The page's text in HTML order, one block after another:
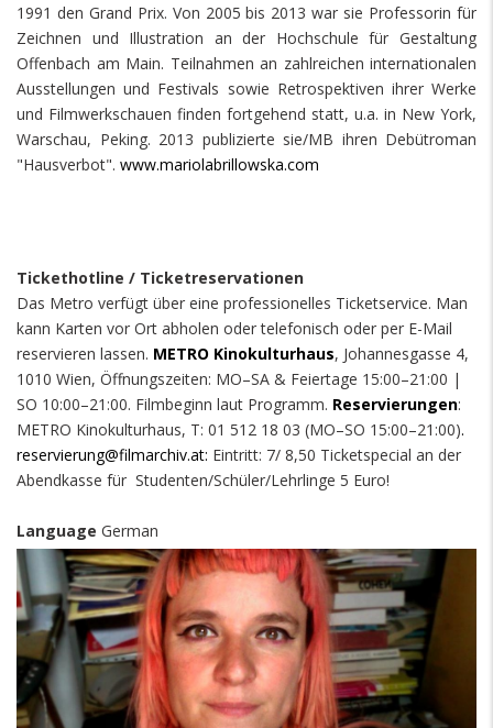
1991 den Grand Prix. Von 2005 bis 2013 war sie Professorin für
Zeichnen und Illustration an der Hochschule für Gestaltung
Offenbach am Main. Teilnahmen an zahlreichen internationalen
Ausstellungen und Festivals sowie Retrospektiven ihrer Werke
und Filmwerkschauen finden fortgehend statt, u.a. in New York,
Warschau, Peking. 2013 publizierte sie/MB ihren Debütroman
"Hausverbot". www.mariolabrillowska.com
Tickethotline / Ticketreservationen
Das Metro verfügt über eine professionelles Ticketservice. Man
kann Karten vor Ort abholen oder telefonisch oder per E-Mail
reservieren lassen. METRO Kinokulturhaus, Johannesgasse 4,
1010 Wien, Öffnungszeiten: MO–SA & Feiertage 15:00–21:00 |
SO 10:00–21:00. Filmbeginn laut Programm. Reservierungen:
METRO Kinokulturhaus, T: 01 512 18 03 (MO–SO 15:00–21:00).
reservierung@filmarchiv.at: Eintritt: 7/ 8,50 Ticketspecial an der
Abendkasse für Studenten/Schüler/Lehrlinge 5 Euro!
Language German